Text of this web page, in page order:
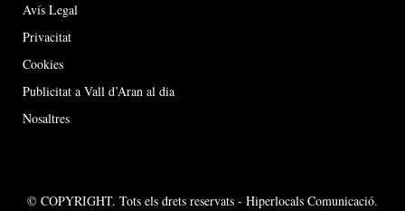
Avís Legal
Privacitat
Cookies
Publicitat a Vall d’Aran al dia
Nosaltres
© COPYRIGHT. Tots els drets reservats - Hiperlocals Comunicació.